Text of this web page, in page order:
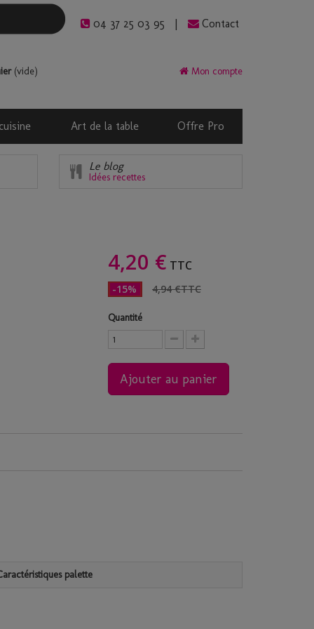
04 37 25 03 95 Contact
(vide)
Art de la table Offre Pro
Le blog
Idées recettes
Mon compte
4,20 € TTC
-15% 4,94 €TTC
Quantité
Ajouter au panier
palette